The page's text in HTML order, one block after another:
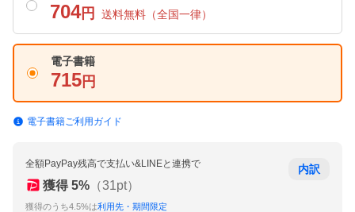
704円 送料無料 （全国一律）
電子書籍
715 円
電子書籍ご利用ガイド
全額PayPay残高で支払い&LINEと連携で
獲得 5% （31pt）
獲得のうち4.5%は利用先・期間限定
内訳